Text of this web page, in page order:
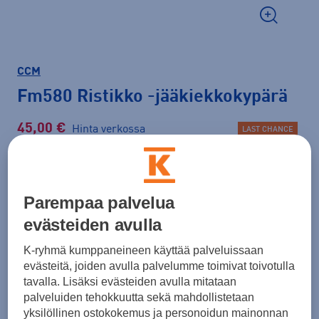
CCM
Fm580 Ristikko -jääkiekkokypärä
45,00 € Hinta verkossa
Lisätietoa
LAST CHANCE
Kromi
Koko
L
Parempaa palvelua
evästeiden avulla
K-ryhmä kumppaneineen käyttää palveluissaan
evästeitä, joiden avulla palvelumme toimivat toivotulla
tavalla. Lisäksi evästeiden avulla mitataan
palveluiden tehokkuutta sekä mahdollistetaan
yksilöllinen ostokokemus ja personoidun mainonnan